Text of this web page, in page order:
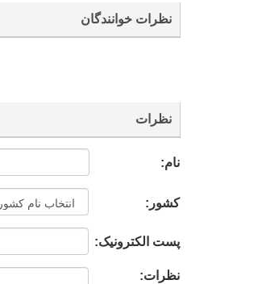
نظرات خوانندگان
نظرات
نام:
کشور:
پست الکترونیک:
نظرات: